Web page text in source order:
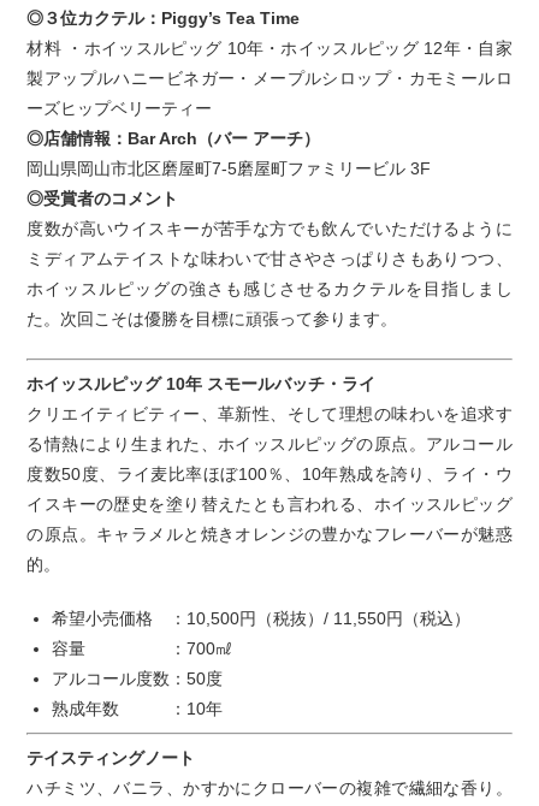
◎３位カクテル：Piggy’s Tea Time
材料 ・ホイッスルピッグ 10年・ホイッスルピッグ 12年・自家
製アップルハニービネガー・メープルシロップ・カモミールロ
ーズヒップベリーティー
◎店舗情報：Bar Arch（バー アーチ）
岡山県岡山市北区磨屋町7-5磨屋町ファミリービル 3F
◎受賞者のコメント
度数が高いウイスキーが苦手な方でも飲んでいただけるように
ミディアムテイストな味わいで甘さやさっぱりさもありつつ、
ホイッスルピッグの強さも感じさせるカクテルを目指しまし
た。次回こそは優勝を目標に頑張って参ります。
ホイッスルピッグ 10年 スモールバッチ・ライ
クリエイティビティー、革新性、そして理想の味わいを追求す
る情熱により生まれた、ホイッスルピッグの原点。アルコール
度数50度、ライ麦比率ほぼ100％、10年熟成を誇り、ライ・ウ
イスキーの歴史を塗り替えたとも言われる、ホイッスルピッグ
の原点。キャラメルと焼きオレンジの豊かなフレーバーが魅惑
的。
希望小売価格 ：10,500円（税抜）/ 11,550円（税込）
容量 ：700㎖
アルコール度数：50度
熟成年数 ：10年
テイスティングノート
ハチミツ、バニラ、かすかにクローバーの複雑で繊細な香り。